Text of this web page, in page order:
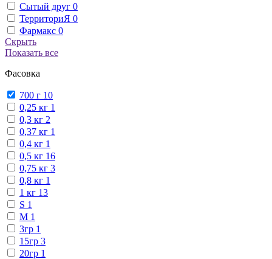
Сытый друг 0
ТерриториЯ 0
Фармакс 0
Скрыть
Показать все
Фасовка
700 г 10
0,25 кг 1
0,3 кг 2
0,37 кг 1
0,4 кг 1
0,5 кг 16
0,75 кг 3
0,8 кг 1
1 кг 13
S 1
М 1
3гр 1
15гр 3
20гр 1